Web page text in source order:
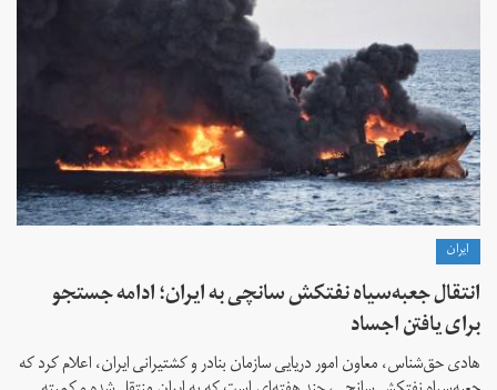
ايران
انتقال جعبه‌سیاه نفتکش سانچی به ایران؛ ادامه جستجو
برای یافتن اجساد
هادی حق‌شناس، معاون امور دریایی سازمان بنادر و کشتیرانی ایران، اعلام کرد که